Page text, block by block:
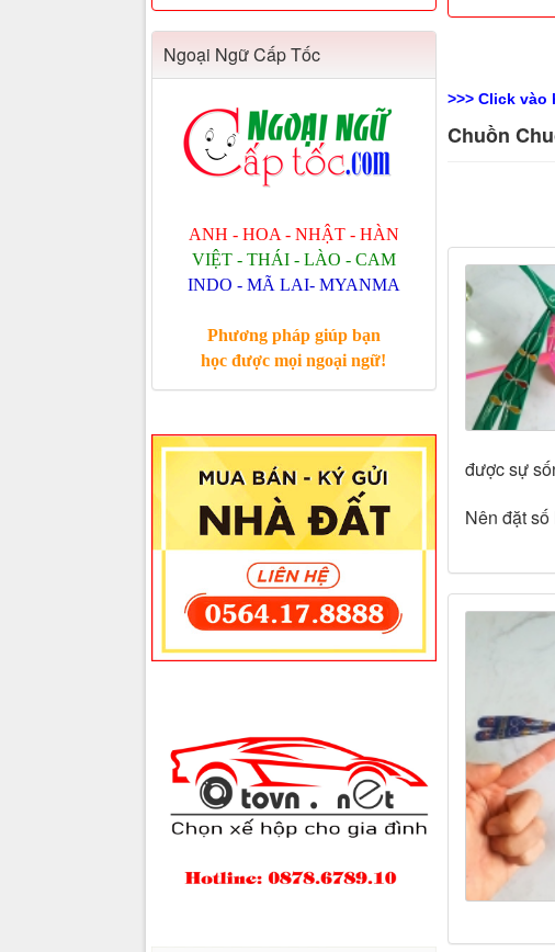
>>> Click
Chuồn
được sự
Nên đặt
Ngoại Ngữ Cấp Tốc
ANH - HOA - NHẬT - HÀN
VIỆT - THÁI - LÀO - CAM
INDO - MÃ LAI- MYANMA
Phương pháp giúp bạn
học được mọi ngoại ngữ!